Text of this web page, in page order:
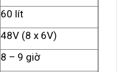
60 lít
48V (8 x 6V)
8 – 9 giờ